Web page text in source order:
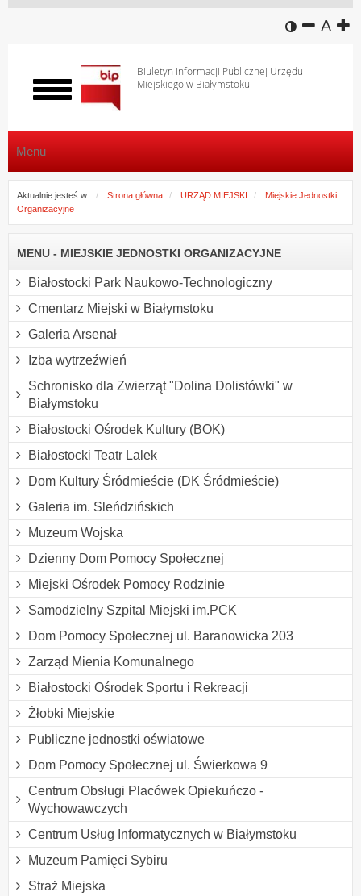
wersja
A
Biuletyn Informacji Publicznej Urzędu
Miejskiego w Białymstoku
Włącz
menu
Menu
Aktualnie jesteś w: Strona główna URZĄD MIEJSKI
Miejskie Jednostki
Organizacyjne
MENU - MIEJSKIE JEDNOSTKI ORGANIZACYJNE
Białostocki Park Naukowo-Technologiczny
Cmentarz Miejski w Białymstoku
Galeria Arsenał
Izba wytrzeźwień
Schronisko dla Zwierząt "Dolina Dolistówki" w
Białymstoku
Białostocki Ośrodek Kultury (BOK)
Białostocki Teatr Lalek
Dom Kultury Śródmieście (DK Śródmieście)
Galeria im. Sleńdzińskich
Muzeum Wojska
Dzienny Dom Pomocy Społecznej
Miejski Ośrodek Pomocy Rodzinie
Samodzielny Szpital Miejski im.PCK
Dom Pomocy Społecznej ul. Baranowicka 203
Zarząd Mienia Komunalnego
Białostocki Ośrodek Sportu i Rekreacji
Żłobki Miejskie
Publiczne jednostki oświatowe
Dom Pomocy Społecznej ul. Świerkowa 9
Centrum Obsługi Placówek Opiekuńczo -
Wychowawczych
Centrum Usług Informatycznych w Białymstoku
Muzeum Pamięci Sybiru
Straż Miejska